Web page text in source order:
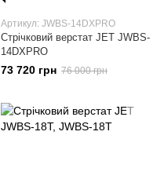
Артикул: JWBS-14DXPRO
Стрічковий верстат JET JWBS-
14DXPRO
73 720 грн 76 000 грн